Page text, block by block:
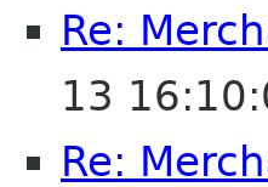
Re:
13
Re: